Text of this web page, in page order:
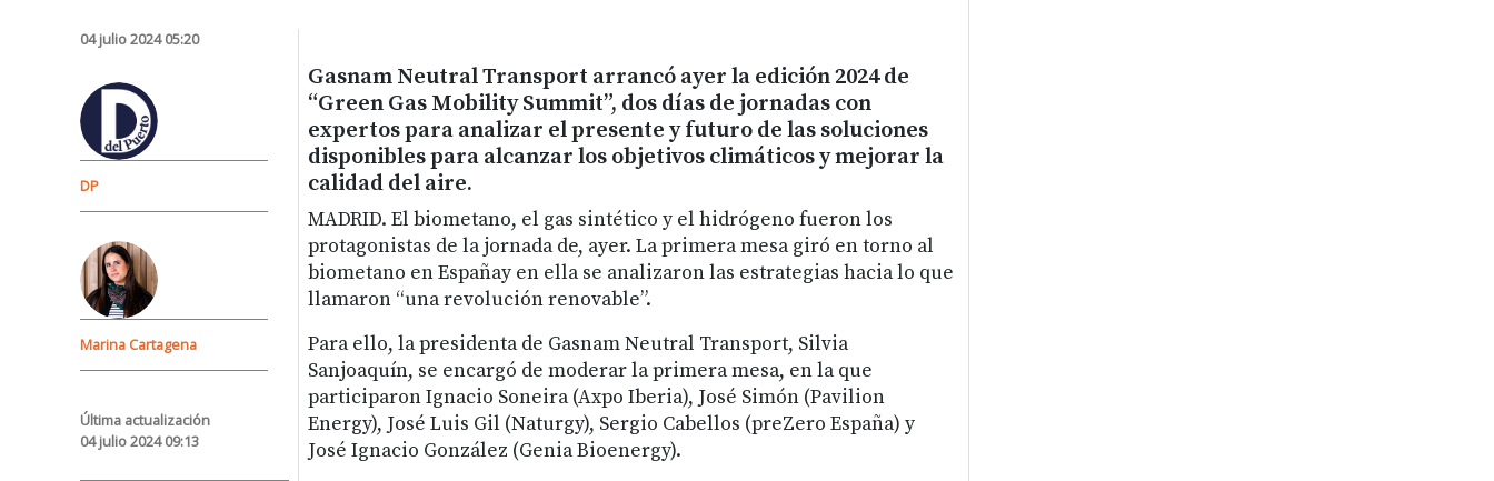
04 julio 2024 05:20
DP
Marina Cartagena
Última actualización
04 julio 2024 09:13
Gasnam Neutral Transport arrancó ayer la edición 2024 de
“Green Gas Mobility Summit”, dos días de jornadas con
expertos para analizar el presente y futuro de las soluciones
disponibles para alcanzar los objetivos climáticos y mejorar la
calidad del aire.
MADRID. El biometano, el gas sintético y el hidrógeno fueron los
protagonistas de la jornada de, ayer. La primera mesa giró en torno al
biometano en Españay en ella se analizaron las estrategias hacia lo que
llamaron “una revolución renovable”.
Para ello, la presidenta de Gasnam Neutral Transport, Silvia
Sanjoaquín, se encargó de moderar la primera mesa, en la que
participaron Ignacio Soneira (Axpo Iberia), José Simón (Pavilion
Energy), José Luis Gil (Naturgy), Sergio Cabellos (preZero España) y
José Ignacio González (Genia Bioenergy).